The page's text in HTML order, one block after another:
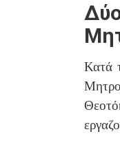
Κατά